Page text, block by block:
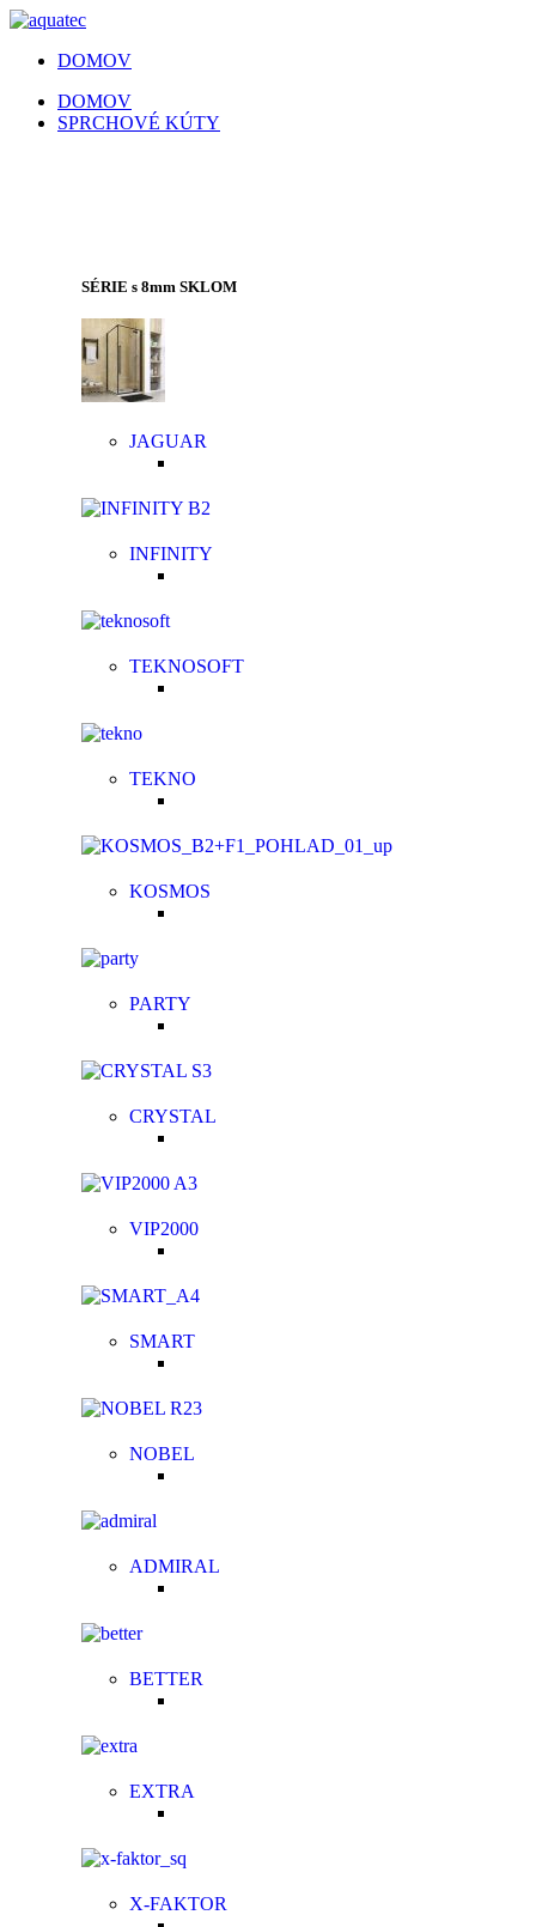
DOMOV
DOMOV
SPRCHOVÉ KÚTY
SÉRIE s 8mm SKLOM
JAGUAR
INFINITY
TEKNOSOFT
TEKNO
KOSMOS
PARTY
CRYSTAL
VIP2000
SMART
NOBEL
ADMIRAL
BETTER
EXTRA
X-FAKTOR